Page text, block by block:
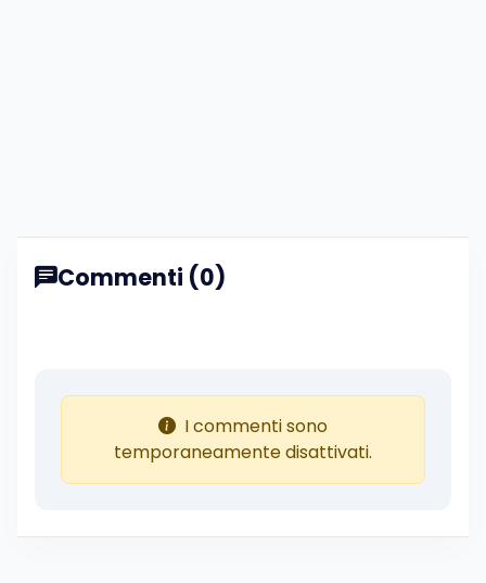
Commenti (0)
I commenti sono
temporaneamente disattivati.